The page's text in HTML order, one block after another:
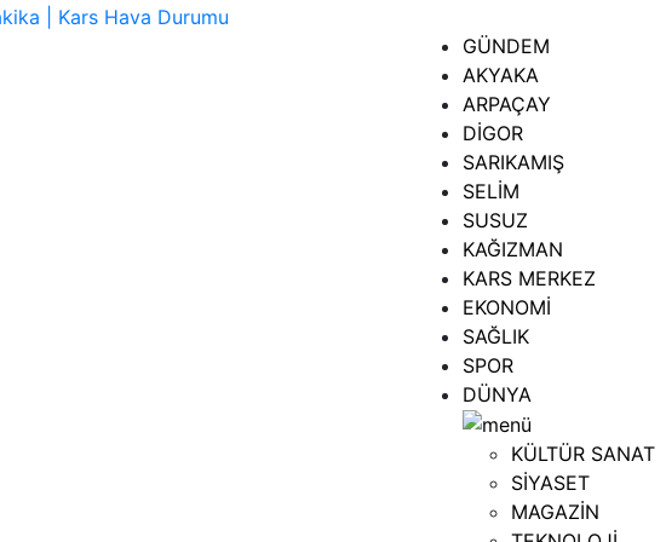
GÜNDEM
AKYAKA
ARPAÇAY
DİGOR
SARIKAMIŞ
SELİM
SUSUZ
KAĞIZMAN
KARS MERKEZ
EKONOMİ
SAĞLIK
SPOR
DÜNYA
KÜLTÜR SANAT
SİYASET
MAGAZİN